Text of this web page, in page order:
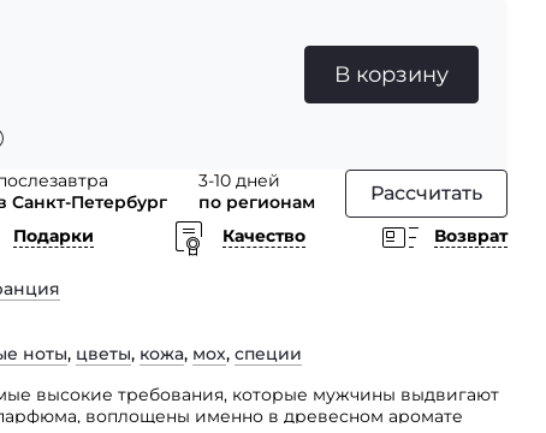
В корзину
Санкт-Петербург
3-10 дней
по регионам
Рассчитать
Подарки Качество
Возврат
ноты, цветы, кожа, мох, специи
высокие требования, которые мужчины выдвигают
воплощены именно в древесном аромате